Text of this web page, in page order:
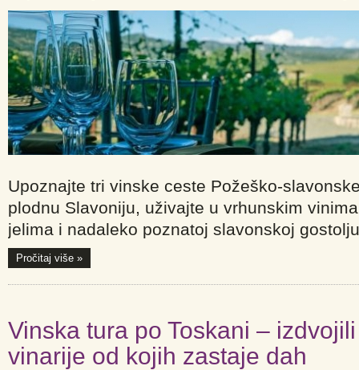
Upoznajte tri vinske ceste Požeško-
plodnu Slavoniju, uživajte u vrhunskim
jelima i nadaleko poznatoj slavonskoj
Pročitaj više »
Vinska tura po Toskani –
vinarije od kojih zastaje dah